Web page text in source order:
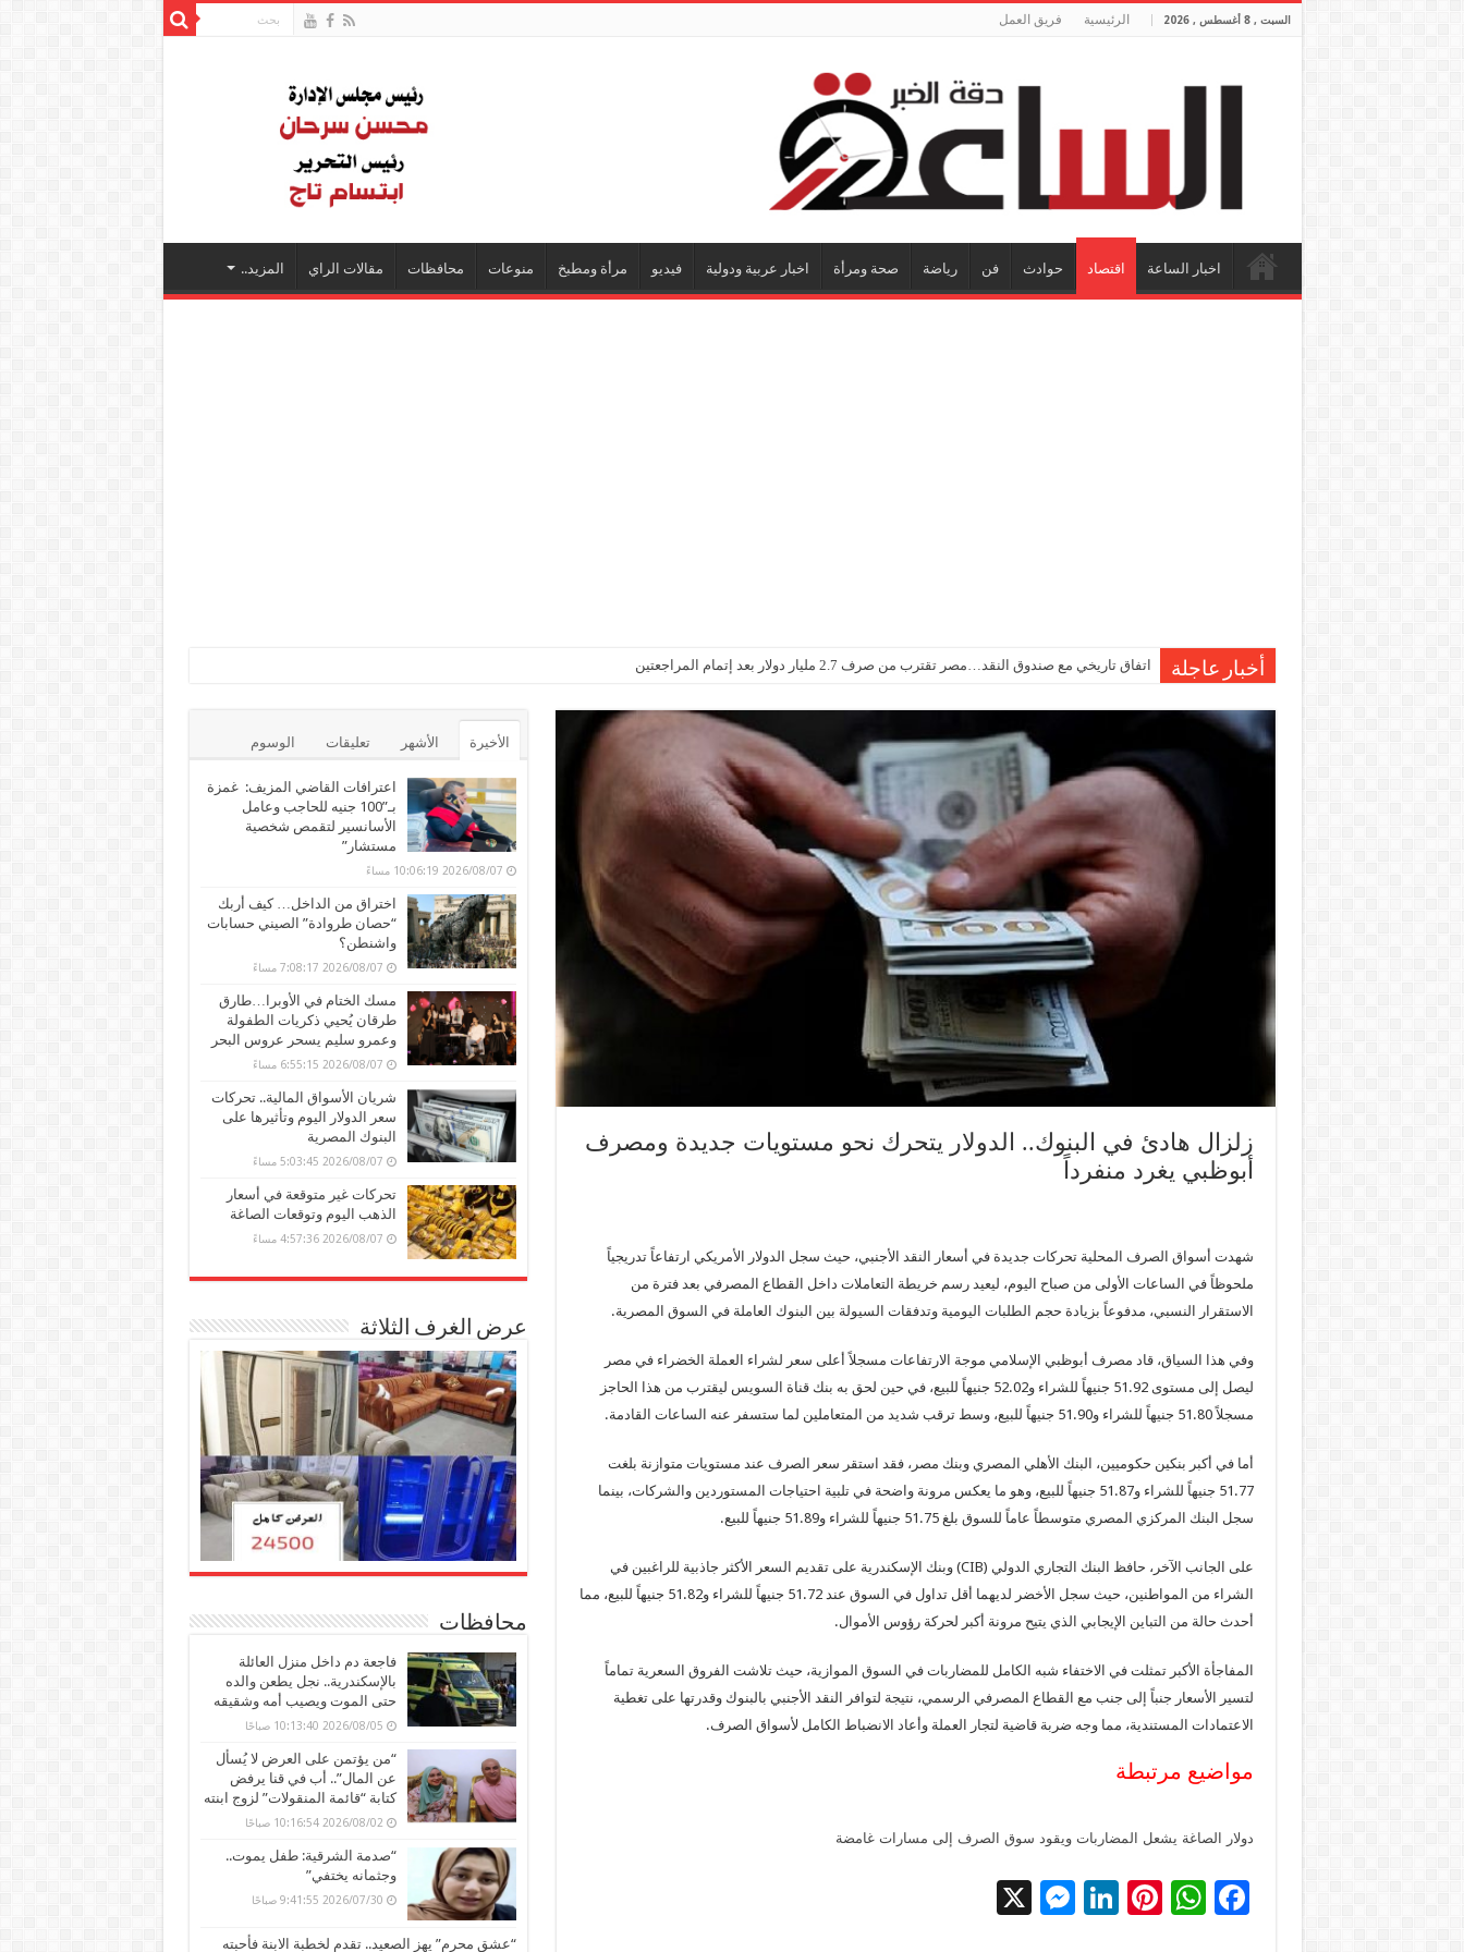
السبت , 8 أغسطس , 2026 الرئيسية فريق العمل
اخبار الساعة اقتصاد حوادث فن رياضة صحة ومرأة اخبار عربية ودولية فيديو مرأة ومطبخ منوعات محافظات مقالات الراي المزيد..
أخبار عاجلة اتفاق تاريخي مع صندوق النقد…مصر تقترب من صرف 2.7 مليار دولار بعد إتمام المراجعتين
زلزال هادئ في البنوك.. الدولار يتحرك نحو مستويات جديدة ومصرف
أبوظبي يغرد منفرداً
شهدت أسواق الصرف المحلية تحركات جديدة في أسعار النقد الأجنبي، حيث سجل الدولار الأمريكي ارتفاعاً تدريجياً
ملحوظاً في الساعات الأولى من صباح اليوم، ليعيد رسم خريطة التعاملات داخل القطاع المصرفي بعد فترة من
الاستقرار النسبي، مدفوعاً بزيادة حجم الطلبات اليومية وتدفقات السيولة بين البنوك العاملة في السوق المصرية.
وفي هذا السياق، قاد مصرف أبوظبي الإسلامي موجة الارتفاعات مسجلاً أعلى سعر لشراء العملة الخضراء في مصر
ليصل إلى مستوى 51.92 جنيهاً للشراء و52.02 جنيهاً للبيع، في حين لحق به بنك قناة السويس ليقترب من هذا الحاجز
مسجلاً 51.80 جنيهاً للشراء و51.90 جنيهاً للبيع، وسط ترقب شديد من المتعاملين لما ستسفر عنه الساعات القادمة.
أما في أكبر بنكين حكوميين، البنك الأهلي المصري وبنك مصر، فقد استقر سعر الصرف عند مستويات متوازنة بلغت
51.77 جنيهاً للشراء و51.87 جنيهاً للبيع، وهو ما يعكس مرونة واضحة في تلبية احتياجات المستوردين والشركات، بينما
سجل البنك المركزي المصري متوسطاً عاماً للسوق بلغ 51.75 جنيهاً للشراء و51.89 جنيهاً للبيع.
على الجانب الآخر، حافظ البنك التجاري الدولي (CIB) وبنك الإسكندرية على تقديم السعر الأكثر جاذبية للراغبين في
الشراء من المواطنين، حيث سجل الأخضر لديهما أقل تداول في السوق عند 51.72 جنيهاً للشراء و51.82 جنيهاً للبيع، مما
أحدث حالة من التباين الإيجابي الذي يتيح مرونة أكبر لحركة رؤوس الأموال.
المفاجأة الأكبر تمثلت في الاختفاء شبه الكامل للمضاربات في السوق الموازية، حيث تلاشت الفروق السعرية تماماً
لتسير الأسعار جنباً إلى جنب مع القطاع المصرفي الرسمي، نتيجة لتوافر النقد الأجنبي بالبنوك وقدرتها على تغطية
الاعتمادات المستندية، مما وجه ضربة قاضية لتجار العملة وأعاد الانضباط الكامل لأسواق الصرف.
مواضيع مرتبطة
دولار الصاغة يشعل المضاربات ويقود سوق الصرف إلى مسارات غامضة
F
W
Pi
Li
M
الأخيرة الأشهر تعليقات الوسوم
اعترافات القاضي المزيف: غمزة
بـ”100 جنيه للحاجب وعامل
الأسانسير لتقمص شخصية
مستشار”
2026/08/07 10:06:19 مساءً
اختراق من الداخل… كيف أربك
“حصان طروادة” الصيني حسابات
واشنطن؟
2026/08/07 7:08:17 مساءً
مسك الختام في الأوبرا…طارق
طرقان يُحيي ذكريات الطفولة
وعمرو سليم يسحر عروس البحر
2026/08/07 6:55:15 مساءً
شريان الأسواق المالية.. تحركات
سعر الدولار اليوم وتأثيرها على
البنوك المصرية
2026/08/07 5:03:45 مساءً
تحركات غير متوقعة في أسعار
الذهب اليوم وتوقعات الصاغة
2026/08/07 4:57:36 مساءً
عرض الغرف الثلاثة
محافظات
فاجعة دم داخل منزل العائلة
بالإسكندرية.. نجل يطعن والده
حتى الموت ويصيب أمه وشقيقه
2026/08/05 10:13:40 صباحًا
“من يؤتمن على العرض لا يُسأل
عن المال”.. أب في قنا يرفض
كتابة “قائمة المنقولات” لزوج ابنته
2026/08/02 10:16:54 صباحًا
“صدمة الشرقية: طفل يموت..
وجثمانه يختفي”
2026/07/30 9:41:55 صباحًا
“عشق محرم” يهز الصعيد.. تقدم لخطبة الابنة فأحبته